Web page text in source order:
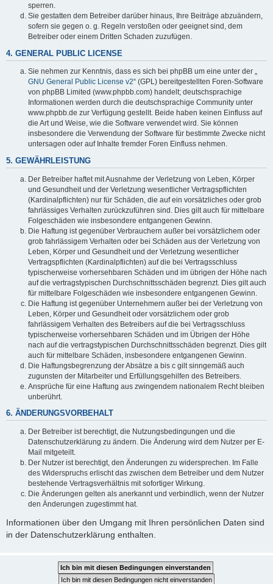
sperren.
Sie gestatten dem Betreiber darüber hinaus, Ihre Beiträge abzuändern,
sofern sie gegen o. g. Regeln verstoßen oder geeignet sind, dem
Betreiber oder einem Dritten Schaden zuzufügen.
4. GENERAL PUBLIC LICENSE
Sie nehmen zur Kenntnis, dass es sich bei phpBB um eine unter der „
GNU General Public License v2“ (GPL) bereitgestellten Foren-Software
von phpBB Limited (www.phpbb.com) handelt; deutschsprachige
Informationen werden durch die deutschsprachige Community unter
www.phpbb.de zur Verfügung gestellt. Beide haben keinen Einfluss auf
die Art und Weise, wie die Software verwendet wird. Sie können
insbesondere die Verwendung der Software für bestimmte Zwecke nicht
untersagen oder auf Inhalte fremder Foren Einfluss nehmen.
5. GEWÄHRLEISTUNG
Der Betreiber haftet mit Ausnahme der Verletzung von Leben, Körper
und Gesundheit und der Verletzung wesentlicher Vertragspflichten
(Kardinalpflichten) nur für Schäden, die auf ein vorsätzliches oder grob
fahrlässiges Verhalten zurückzuführen sind. Dies gilt auch für mittelbare
Folgeschäden wie insbesondere entgangenen Gewinn.
Die Haftung ist gegenüber Verbrauchern außer bei vorsätzlichem oder
grob fahrlässigem Verhalten oder bei Schäden aus der Verletzung von
Leben, Körper und Gesundheit und der Verletzung wesentlicher
Vertragspflichten (Kardinalpflichten) auf die bei Vertragsschluss
typischerweise vorhersehbaren Schäden und im übrigen der Höhe nach
auf die vertragstypischen Durchschnittsschäden begrenzt. Dies gilt auch
für mittelbare Folgeschäden wie insbesondere entgangenen Gewinn.
Die Haftung ist gegenüber Unternehmern außer bei der Verletzung von
Leben, Körper und Gesundheit oder vorsätzlichem oder grob
fahrlässigem Verhalten des Betreibers auf die bei Vertragsschluss
typischerweise vorhersehbaren Schäden und im Übrigen der Höhe
nach auf die vertragstypischen Durchschnittsschäden begrenzt. Dies gilt
auch für mittelbare Schäden, insbesondere entgangenen Gewinn.
Die Haftungsbegrenzung der Absätze a bis c gilt sinngemäß auch
zugunsten der Mitarbeiter und Erfüllungsgehilfen des Betreibers.
Ansprüche für eine Haftung aus zwingendem nationalem Recht bleiben
unberührt.
6. ÄNDERUNGSVORBEHALT
Der Betreiber ist berechtigt, die Nutzungsbedingungen und die
Datenschutzerklärung zu ändern. Die Änderung wird dem Nutzer per E-
Mail mitgeteilt.
Der Nutzer ist berechtigt, den Änderungen zu widersprechen. Im Falle
des Widerspruchs erlischt das zwischen dem Betreiber und dem Nutzer
bestehende Vertragsverhältnis mit sofortiger Wirkung.
Die Änderungen gelten als anerkannt und verbindlich, wenn der Nutzer
den Änderungen zugestimmt hat.
Informationen über den Umgang mit Ihren persönlichen Daten sind
in der Datenschutzerklärung enthalten.